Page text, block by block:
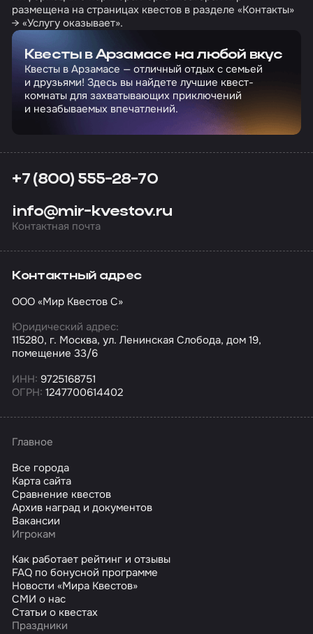
размещена на страницах квестов в разделе «Контакты»
→ «Услугу оказывает».
Квесты в Арзамасе на любой вкус
Квесты в Арзамасе — отличный отдых с семьей
и друзьями! Здесь вы найдете лучшие квест-
комнаты для захватывающих приключений
и незабываемых впечатлений.
+7 (800) 555-28-70
info@mir-kvestov.ru
Контактная почта
Контактный адрес
ООО «Мир Квестов С»
Юридический адрес:
115280, г. Москва, ул. Ленинская Слобода, дом 19,
помещение 33/6
ИНН: 9725168751
ОГРН: 1247700614402
Главное
Все города
Карта сайта
Сравнение квестов
Архив наград и документов
Вакансии
Игрокам
Как работает рейтинг и отзывы
FAQ по бонусной программе
Новости «Мира Квестов»
СМИ о нас
Статьи о квестах
Праздники